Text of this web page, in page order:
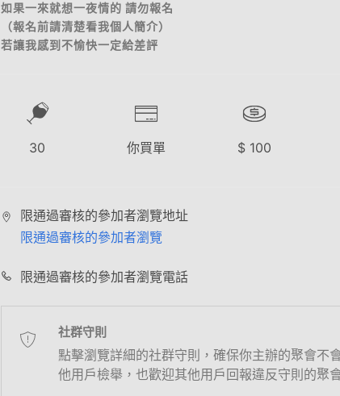
如果一來就想一夜情的 請勿報名
（報名前請清楚看我個人簡介）
若讓我感到不愉快一定給差評
30 你買單 $ 100
限通過審核的參加者瀏覽地址
限通過審核的參加者瀏覽
限通過審核的參加者瀏覽電話
社群守則
點擊瀏覽詳細的社群守則，確保你主辦的聚會不
他用戶檢舉，也歡迎其他用戶回報違反守則的聚